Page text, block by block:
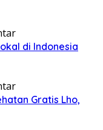
di Indonesia
Gratis Lho,